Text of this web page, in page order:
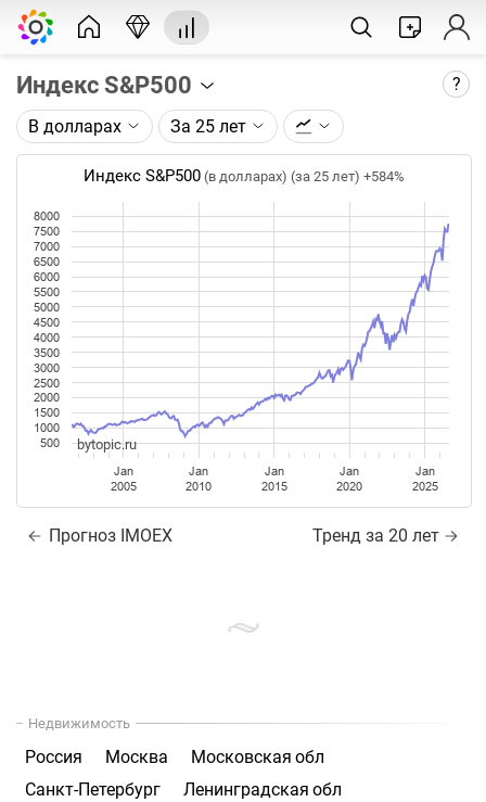
Индекс S&P500 ?
Описание графика:
Индекс S&P500 по данным компании Standard &
Каждая точка на графике - цена закрытия дня,
недели или месяца. Оптимальный таймфрейм
(день, неделя, месяц) подбирается автоматически
при изменении глубины графика.
Данные добавляются ежедневно.
В долларах За 25 лет
Индекс S&P500 (в долларах) (за 25 лет) +584%
Jan
2005
Jan
2010
Jan
2015
Jan
2020
Jan
2025
500
1000
1500
2000
2500
3000
3500
4000
4500
5000
5500
6000
6500
7000
7500
8000
bytopic.ru
Прогноз IMOEX Тренд за 20 лет
Недвижимость
Россия Москва
Московская обл
Санкт-Петербург
Ленинградская обл